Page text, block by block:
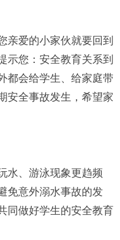
爱的小家伙就要回到
示您：安全教育关系到
都会给学生、给家庭带
安全事故发生，希望家
、游泳现象更趋频
免意外溺水事故的发
同做好学生的安全教育